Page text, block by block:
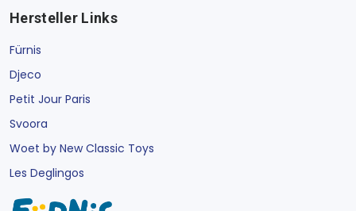
Hersteller Links
Fürnis
Djeco
Petit Jour Paris
Svoora
Woet by New Classic Toys
Les Deglingos